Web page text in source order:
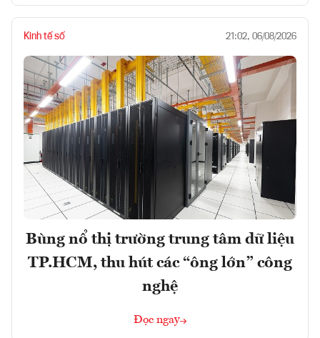
Kinh tế số 21:02, 06/08/2026
Bùng nổ thị trường trung tâm dữ liệu
TP.HCM, thu hút các “ông lớn” công
nghệ
Đọc ngay